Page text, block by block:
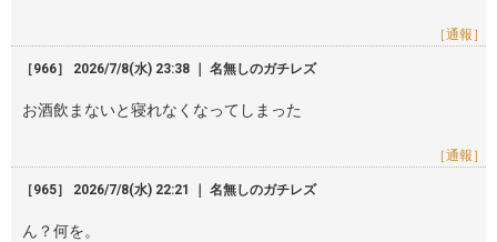
［通報］
［966］ 2026/7/8(水) 23:38 ｜ 名無しのガチレズ
お酒飲まないと寝れなくなってしまった
［通報］
［965］ 2026/7/8(水) 22:21 ｜ 名無しのガチレズ
ん？何を。